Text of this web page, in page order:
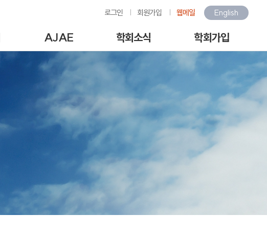
로그인 회원가입 웹메일 English
AJAE
Author Guide
On-line Submission
View Articles
subscription charges /
author APC
학회소식
환경관련행사소식
갤러리
구인/구직
학회가입
회원가입안내
회비납부
개인정보처리방침
이용약관